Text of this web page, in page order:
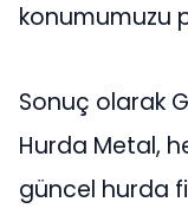
konumumuzu
Sonuç olarak
Hurda Metal,
güncel hurda